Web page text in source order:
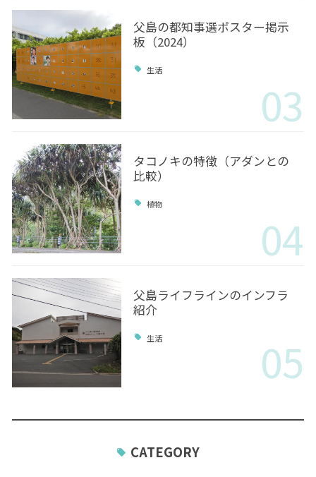
父島の都知事選ポスター掲示
板（2024）
生活
03
タコノキの特徴（アダンとの
比較）
植物
04
父島ライフラインのインフラ
紹介
生活 05
CATEGORY